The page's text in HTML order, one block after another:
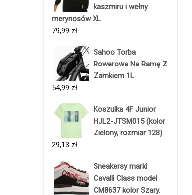
kaszmiru i wełny
merynosów XL
79,99 zł
Sahoo Torba
Rowerowa Na Ramę Z
Zamkiem 1L
54,99 zł
Koszulka 4F Junior
HJL2-JTSM015 (kolor
Zielony, rozmiar 128)
29,13 zł
Sneakersy marki
Cavalli Class model
CM8637 kolor Szary.